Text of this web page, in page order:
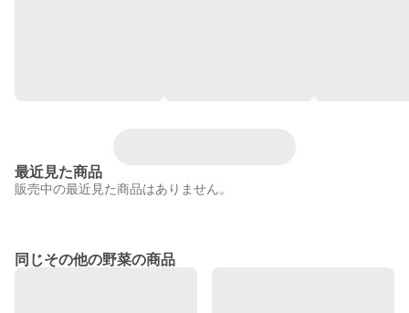
最近見た商品
販売中の最近見た商品はありません。
同じその他の野菜の商品